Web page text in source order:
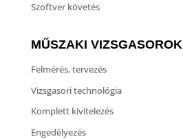
Szoftver követés
MŰSZAKI VIZSGASOROK
Felmérés, tervezés
Vizsgasori technológia
Komplett kivitelezés
Engedélyezés